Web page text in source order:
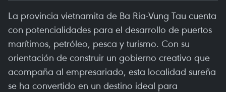
La provincia vietnamita de Ba Ria-Vung Tau cuenta
con potencialidades para el desarrollo de puertos
marítimos, petróleo, pesca y turismo. Con su
orientación de construir un gobierno creativo que
acompaña al empresariado, esta localidad sureña
se ha convertido en un destino ideal para